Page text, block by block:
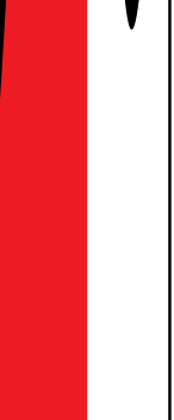
sig till iPad Air.
M3-chippet, en